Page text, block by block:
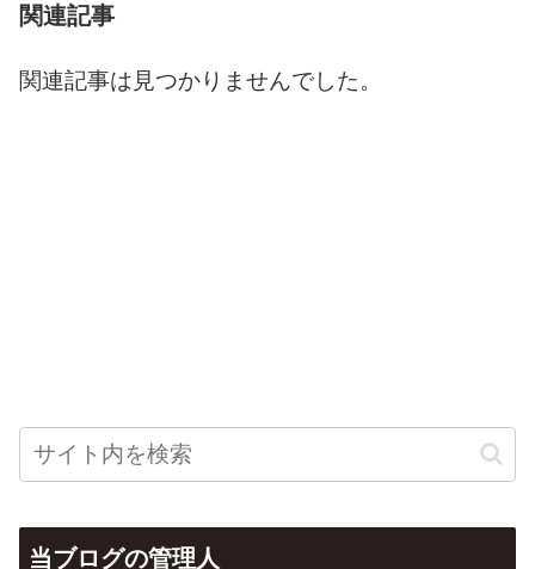
関連記事
関連記事は見つかりませんでした。
当ブログの管理人